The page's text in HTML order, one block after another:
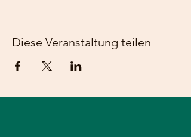
Diese Veranstaltung teilen